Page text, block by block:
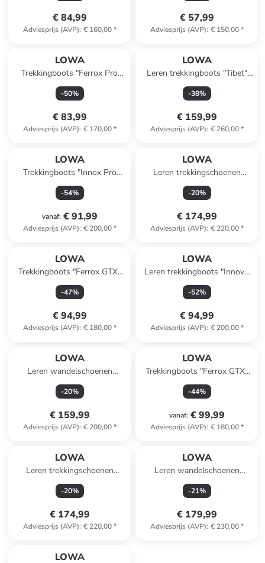
€ 84,99
Adviesprijs (AVP): € 160,00*
€ 57,99
Adviesprijs (AVP): € 150,00*
LOWA
Trekkingboots "Ferrox Pro
GTX" grijs
-50%
€ 83,99
Adviesprijs (AVP): € 170,00*
LOWA
Leren trekkingboots "Tibet"
lichtbruin
-38%
€ 159,99
Adviesprijs (AVP): € 260,00*
LOWA
Trekkingboots "Innox Pro
GTX" blauw
-54%
vanaf: € 91,99
Adviesprijs (AVP): € 200,00*
LOWA
Leren trekkingschoenen
"Renegade GTX Mid" zwart
-20%
€ 174,99
Adviesprijs (AVP): € 220,00*
LOWA
Trekkingboots "Ferrox GTX"
blauw
-47%
€ 94,99
Adviesprijs (AVP): € 180,00*
LOWA
Leren trekkingboots "Innovo
GTX" grijs
-52%
€ 94,99
Adviesprijs (AVP): € 200,00*
LOWA
Leren wandelschoenen
"Renegade Evo GTX"
donkerblauw/grijs
-20%
€ 159,99
Adviesprijs (AVP): € 200,00*
LOWA
Trekkingboots "Ferrox GTX"
grijs
-44%
vanaf: € 99,99
Adviesprijs (AVP): € 180,00*
LOWA
Leren trekkingschoenen
"Renegade GTX Mid" bruin
-20%
€ 174,99
Adviesprijs (AVP): € 220,00*
LOWA
Leren wandelschoenen
"Renegade" bruin
-21%
€ 179,99
Adviesprijs (AVP): € 230,00*
LOWA